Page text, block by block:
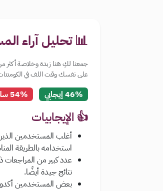
📊 تحليل آراء
على نفسك وقت اللف في
46% إيجابي 54% سلبي
👍 الإيجابيات
أغلب المستخدمين
استخدامه بالطريقة
عدد كبير من المراجعات
نتائج جيدة أيضًا.
بعض المستخدمين أكدوا